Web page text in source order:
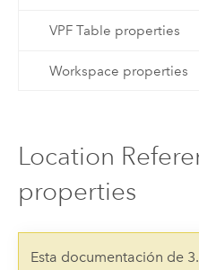
VPF Table properties
Workspace properties
Location
properties
Esta documentación de